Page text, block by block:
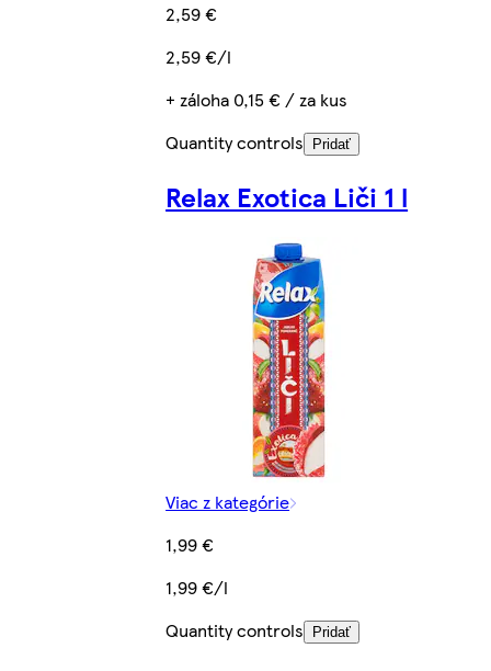
2,59 €
2,59 €/l
+ záloha 0,15 € / za kus
Quantity controls
Pridať
Relax Exotica Liči 1 l
Viac z kategórie
1,99 €
1,99 €/l
Quantity controls
Pridať